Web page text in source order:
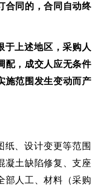
合同的，合同自动终
于上述地区，采购人
配，成交人应无条件
施范围发生变动而产
纸、设计变更等范围
凝土缺陷修复、支座
部人工、材料（采购